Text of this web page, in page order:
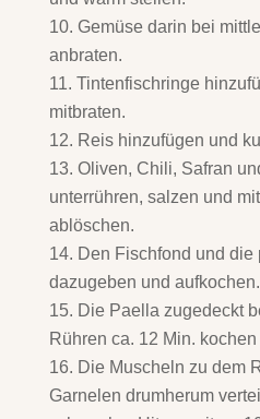
Gemüse darin bei
anbraten.
Tintenfischringe
mitbraten.
Reis hinzufügen und
Oliven, Chili, Safran
unterrühren, salzen und
ablöschen.
Den Fischfond und die
dazugeben und aufkochen.
Die Paella zugedeckt
Rühren ca. 12 Min.
Die Muscheln zu dem
Garnelen drumherum